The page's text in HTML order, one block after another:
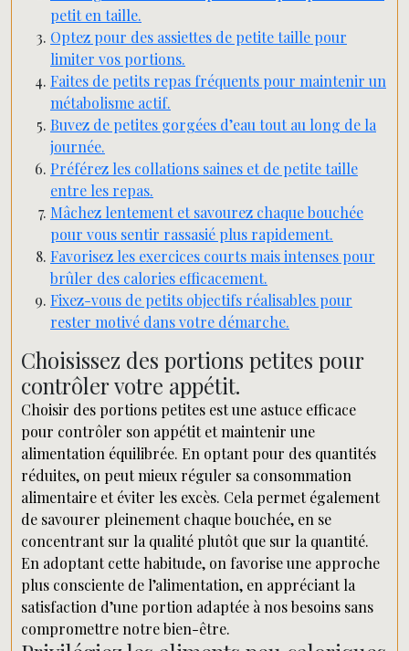
petit en taille.
Optez pour des assiettes de petite taille pour
limiter vos portions.
Faites de petits repas fréquents pour maintenir un
métabolisme actif.
Buvez de petites gorgées d’eau tout au long de la
journée.
Préférez les collations saines et de petite taille
entre les repas.
Mâchez lentement et savourez chaque bouchée
pour vous sentir rassasié plus rapidement.
Favorisez les exercices courts mais intenses pour
brûler des calories efficacement.
Fixez-vous de petits objectifs réalisables pour
rester motivé dans votre démarche.
Choisissez des portions petites pour
contrôler votre appétit.
Choisir des portions petites est une astuce efficace
pour contrôler son appétit et maintenir une
alimentation équilibrée. En optant pour des quantités
réduites, on peut mieux réguler sa consommation
alimentaire et éviter les excès. Cela permet également
de savourer pleinement chaque bouchée, en se
concentrant sur la qualité plutôt que sur la quantité.
En adoptant cette habitude, on favorise une approche
plus consciente de l’alimentation, en appréciant la
satisfaction d’une portion adaptée à nos besoins sans
compromettre notre bien-être.